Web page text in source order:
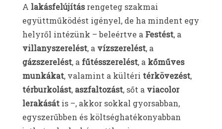
A lakásfelújítás rengeteg szakmai
együttműködést igényel, de ha mindent egy
helyről intézünk – beleértve a Festést, a
villanyszerelést, a vízszerelést, a
gázszerelést, a fűtésszerelést, a kőműves
munkákat, valamint a kültéri térkövezést,
térburkolást, aszfaltozást, sőt a viacolor
lerakását is –, akkor sokkal gyorsabban,
egyszerűbben és költséghatékonyabban